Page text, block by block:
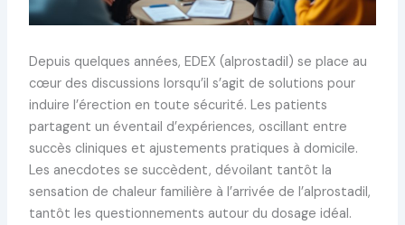
Depuis quelques années, EDEX (alprostadil) se place au
cœur des discussions lorsqu’il s’agit de solutions pour
induire l’érection en toute sécurité. Les patients
partagent un éventail d’expériences, oscillant entre
succès cliniques et ajustements pratiques à domicile.
Les anecdotes se succèdent, dévoilant tantôt la
sensation de chaleur familière à l’arrivée de l’alprostadil,
tantôt les questionnements autour du dosage idéal.